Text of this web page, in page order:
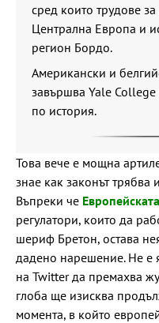
сред които трудове
Централна Европа и
регион Бордо.
Американски и
завършва Yale College
по история.
Това вече е мощна
знае как законът
Въпреки че
регулатори, които да
шериф Бретон, остава
дадено нарешение. Не е
на Twitter да премахва
глоба ще изисква
момента, в който